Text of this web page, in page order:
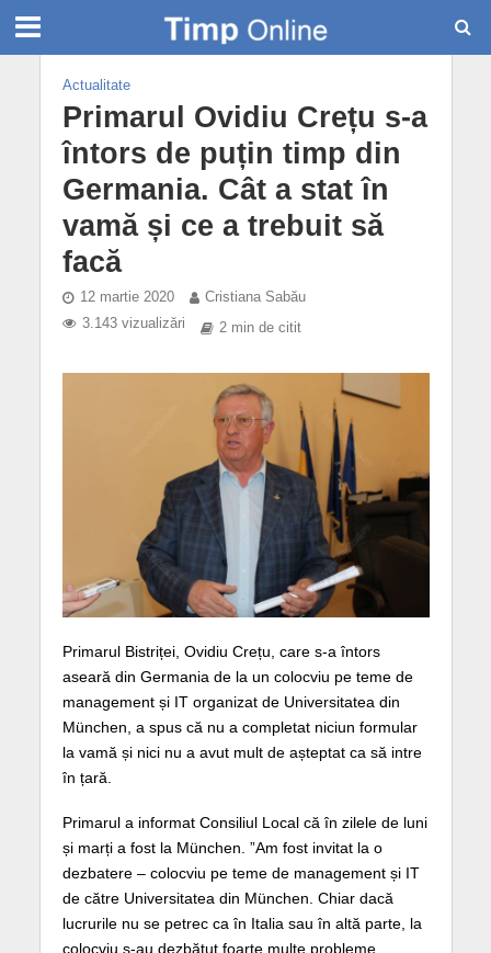
Actualitate
Primarul Ovidiu Crețu s-a
întors de puțin timp din
Germania. Cât a stat în
vamă și ce a trebuit să
facă
12 martie 2020
Cristiana Sabău
3.143 vizualizări
2 min de citit
Primarul Bistriței, Ovidiu Crețu, care s-a întors
aseară din Germania de la un colocviu pe teme de
management și IT organizat de Universitatea din
München, a spus că nu a completat niciun formular
la vamă și nici nu a avut mult de așteptat ca să intre
în țară.
Primarul a informat Consiliul Local că în zilele de luni
și marți a fost la München. ”Am fost invitat la o
dezbatere – colocviu pe teme de management și IT
de către Universitatea din München. Chiar dacă
lucrurile nu se petrec ca în Italia sau în altă parte, la
colocviu s-au dezbătut foarte multe probleme